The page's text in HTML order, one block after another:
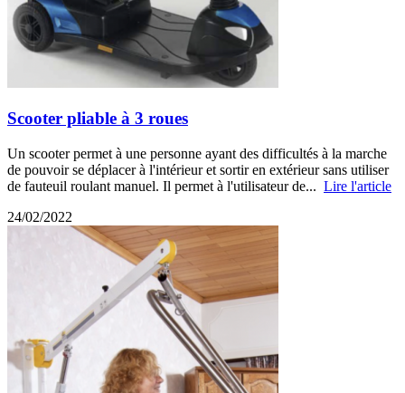
Scooter pliable à 3 roues
Un scooter permet à une personne ayant des difficultés à la marche
de pouvoir se déplacer à l'intérieur et sortir en extérieur sans utiliser
de fauteuil roulant manuel. Il permet à l'utilisateur de... Lire l'article
24/02/2022